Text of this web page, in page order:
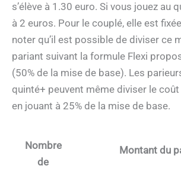
s’élève à 1.30 euro. Si vous jouez au
à 2 euros. Pour le couplé, elle est
noter qu’il est possible de diviser ce
pariant suivant la formule Flexi
(50% de la mise de base). Les
quinté+ peuvent même diviser le
en jouant à 25% de la mise de base.
Nombre
de
Montant du